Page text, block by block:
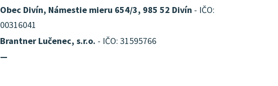
Obec Divín, Námestie mieru 654/3, 985 52 Divín - IČO:
00316041
Brantner Lučenec, s.r.o. - IČO: 31595766
—